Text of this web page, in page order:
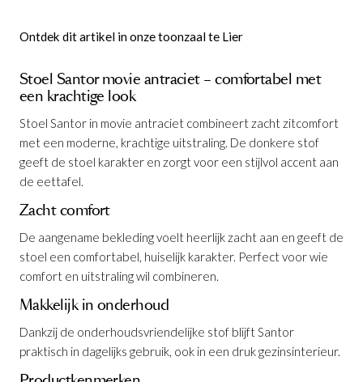
Ontdek dit artikel in onze toonzaal te Lier
Stoel Santor movie antraciet – comfortabel met
een krachtige look
Stoel Santor in movie antraciet combineert zacht zitcomfort
met een moderne, krachtige uitstraling. De donkere stof
geeft de stoel karakter en zorgt voor een stijlvol accent aan
de eettafel.
Zacht comfort
De aangename bekleding voelt heerlijk zacht aan en geeft de
stoel een comfortabel, huiselijk karakter. Perfect voor wie
comfort en uitstraling wil combineren.
Makkelijk in onderhoud
Dankzij de onderhoudsvriendelijke stof blijft Santor
praktisch in dagelijks gebruik, ook in een druk gezinsinterieur.
Stoel Santor Movie Antraciet is
toegevoegd aan je winkelmandje